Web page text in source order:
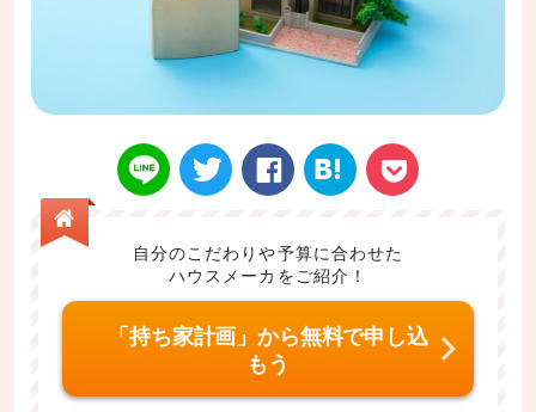
Twitt Face はてなブ
自分のこだわりや予算に合わせた
ハウスメーカをご紹介！
「持ち家計画」から無料で申し込
もう